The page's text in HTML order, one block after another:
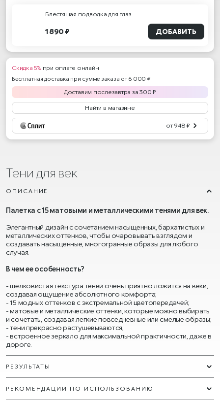
Блестящая подводка для глаз
1 890 ₽ ДОБАВИТЬ
Скидка 5% при оплате онлайн
Бесплатная доставка при сумме заказа от 6 000 ₽
Доставим послезавтра за300 ₽
Найти в магазине
от 948 ₽
Тени для век
ОПИСАНИЕ
Палетка с 15 матовыми и металлическими тенями для век.
Элегантный дизайн с сочетанием насыщенных, бархатистых и
металлических оттенков, чтобы очаровывать взглядом и
создавать насыщенные, многогранные образы для любого
случая.
В чем ее особенность?
- шелковистая текстура теней очень приятно ложится на веки,
создавая ощущение абсолютного комфорта;
- 15 модных оттенков с экстремальной цветопередачей;
- матовые и металлические оттенки, которые можно выбирать
и сочетать, создавая легкие повседневные или смелые образы;
- тени прекрасно растушевываются;
- встроенное зеркало для максимальной практичности, даже в
дороге.
РЕЗУЛЬТАТЫ
РЕКОМЕНДАЦИИ ПО ИСПОЛЬЗОВАНИЮ